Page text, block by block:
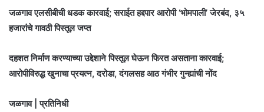
जळगाव एलसीबीची धडक कारवाई; सराईत हद्दपार आरोपी ‘भोमपाली’ जेरबंद, ३५
हजारांचे गावठी पिस्तूल जप्त
दहशत निर्माण करण्याच्या उद्देशाने पिस्तूल घेऊन फिरत असताना कारवाई;
आरोपीविरुद्ध खुनाचा प्रयत्न, दरोडा, दंगलसह आठ गंभीर गुन्ह्यांची नोंद
जळगाव | प्रतिनिधी